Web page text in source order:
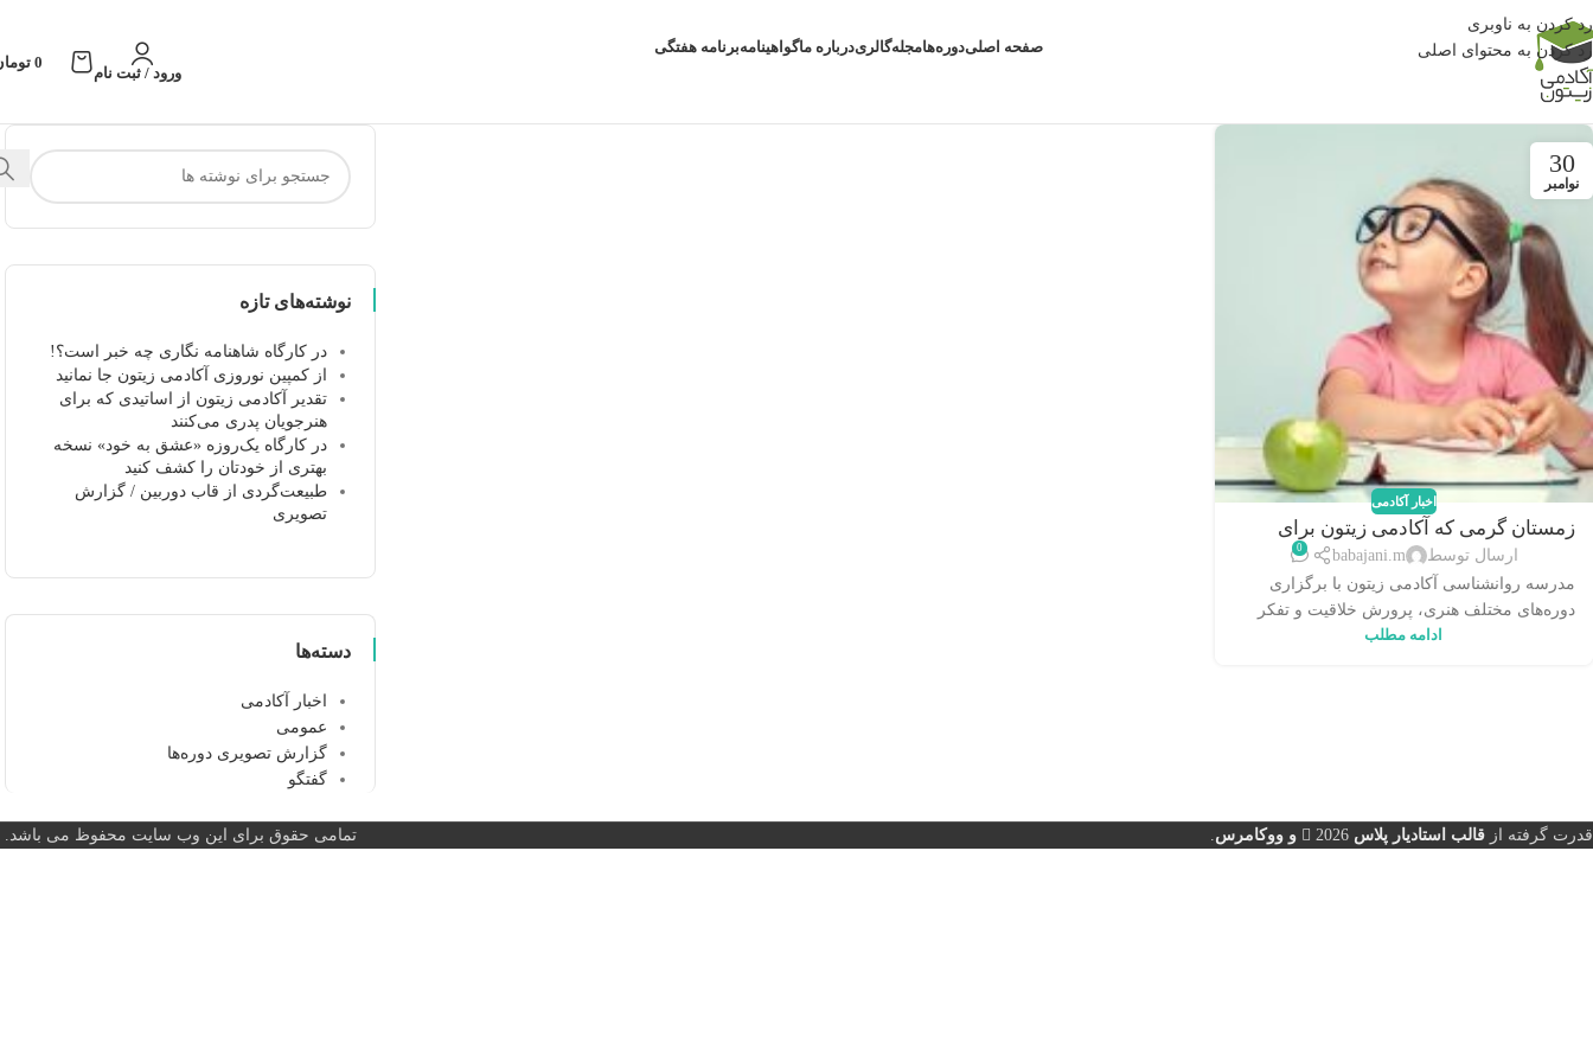
رد کردن به ناوبری
رد کردن به محتوای اصلی
صفحه اصلیدوره‌هامجلهگالریدرباره ماگواهینامهبرنامه هفتگی
ورود / ثبت نام
0
30
نوامبر
اخبار آکادمی
زمستان گرمی که آکادمی زیتون برای
کودکان تدارک دیده است
ارسال توسط babajani.m
0
مدرسه روانشناسی آکادمی زیتون با برگزاری
دوره‌های مختلف هنری، پرورش خلاقیت و تفکر
محور، زمستان گرمی را برای کود...
ادامه مطلب
نوشته‌های تازه
در کارگاه شاهنامه نگاری چه خبر است؟!
از کمپین نوروزی آکادمی زیتون جا نمانید
تقدیر آکادمی زیتون از اساتیدی که برای
هنرجویان پدری می‌کنند
در کارگاه یک‌روزه «عشق به خود» نسخه
بهتری از خودتان را کشف کنید
طبیعت‌گردی از قاب دوربین / گزارش
تصویری
دسته‌ها
اخبار آکادمی
عمومی
گزارش تصویری دوره‌ها
گفتگو
قدرت گرفته از قالب استادیار پلاس 2026 و ووکامرس. تمامی حقوق برای این وب سایت محفوظ می باشد.